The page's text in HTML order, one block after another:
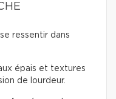
ressentir dans
épais et textures
de lourdeur.